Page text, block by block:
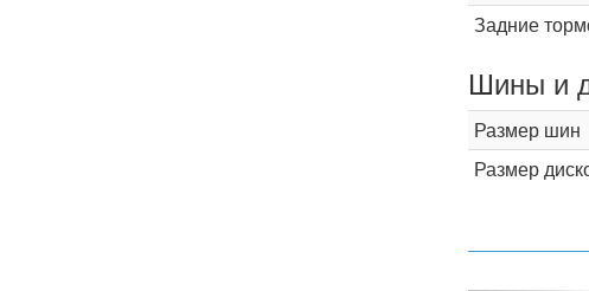
Задние
Шины и
Размер шин
Размер